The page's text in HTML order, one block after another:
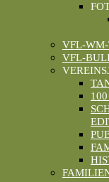
VFL-WM-
VFL-